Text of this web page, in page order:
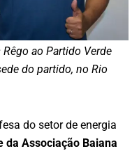
ao Partido Verde
do partido, no Rio
do setor de energia
da Associação Baiana